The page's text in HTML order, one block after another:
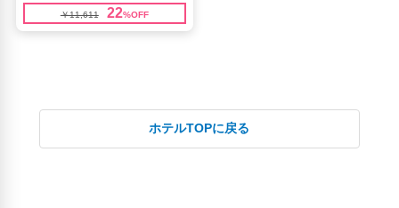
ホテルTOPに戻る